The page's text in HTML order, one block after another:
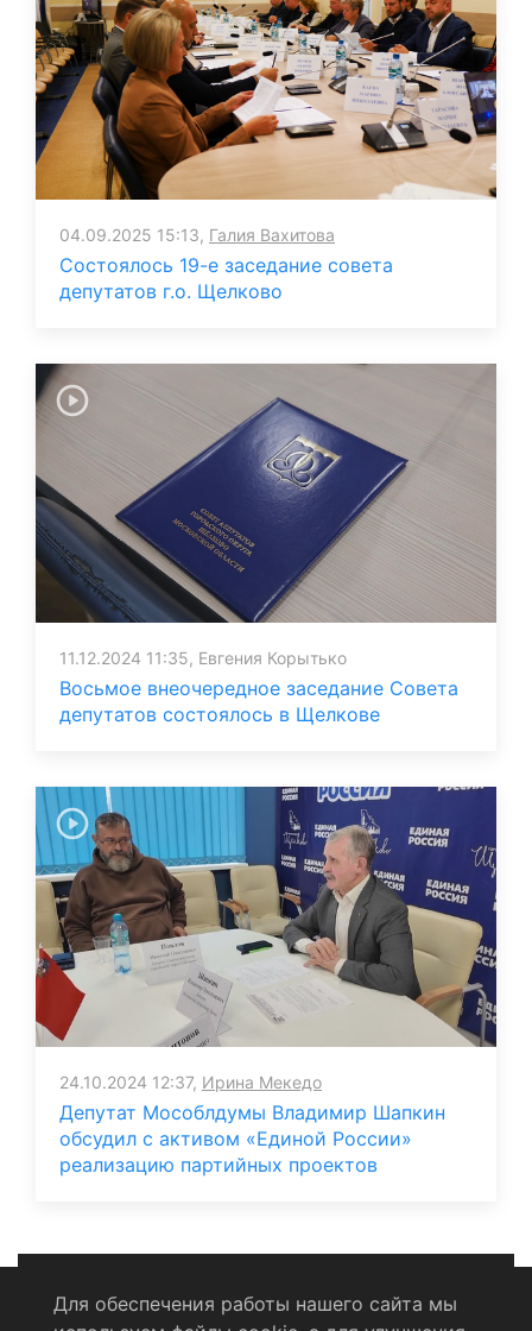
04.09.2025 15:13, Галия Вахитова
Состоялось 19-е заседание совета
депутатов г.о. Щелково
11.12.2024 11:35, Евгения Корытько
Восьмое внеочередное заседание Совета
депутатов состоялось в Щелкове
24.10.2024 12:37, Ирина Мекедо
Депутат Мособлдумы Владимир Шапкин
обсудил с активом «Единой России»
реализацию партийных проектов
Для обеспечения работы нашего сайта мы